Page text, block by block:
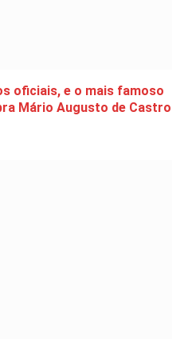
oficiais, e o mais famoso
Mário Augusto de Castro